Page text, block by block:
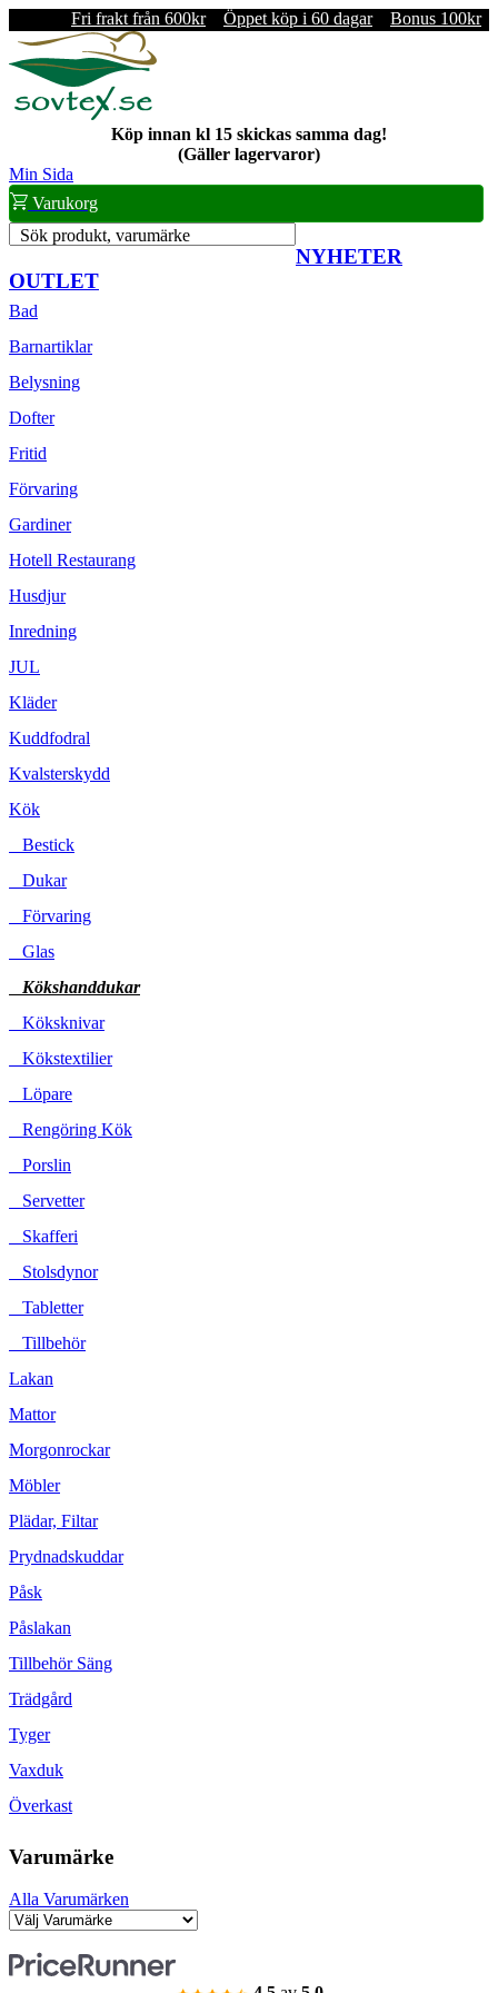
Fri frakt från 600kr Öppet köp i 60 dagar Bonus 100kr
Köp innan kl 15 skickas samma dag!
(Gäller lagervaror)
Min Sida
Varukorg
Sök produkt, varumärke
NYHETER
OUTLET
Bad
Barnartiklar
Belysning
Dofter
Fritid
Förvaring
Gardiner
Hotell Restaurang
Husdjur
Inredning
JUL
Kläder
Kuddfodral
Kvalsterskydd
Kök
Bestick
Dukar
Förvaring
Glas
Kökshanddukar
Köksknivar
Kökstextilier
Löpare
Rengöring Kök
Porslin
Servetter
Skafferi
Stolsdynor
Tabletter
Tillbehör
Lakan
Mattor
Morgonrockar
Möbler
Plädar, Filtar
Prydnadskuddar
Påsk
Påslakan
Tillbehör Säng
Trädgård
Tyger
Vaxduk
Överkast
Varumärke
Alla Varumärken